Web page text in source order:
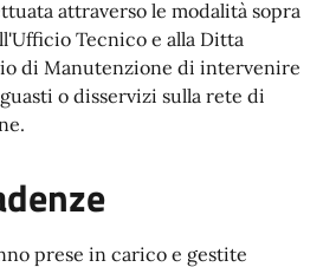
attraverso le modalità sopra
Tecnico e alla Ditta
di Manutenzione di intervenire
o disservizi sulla rete di
prese in carico e gestite